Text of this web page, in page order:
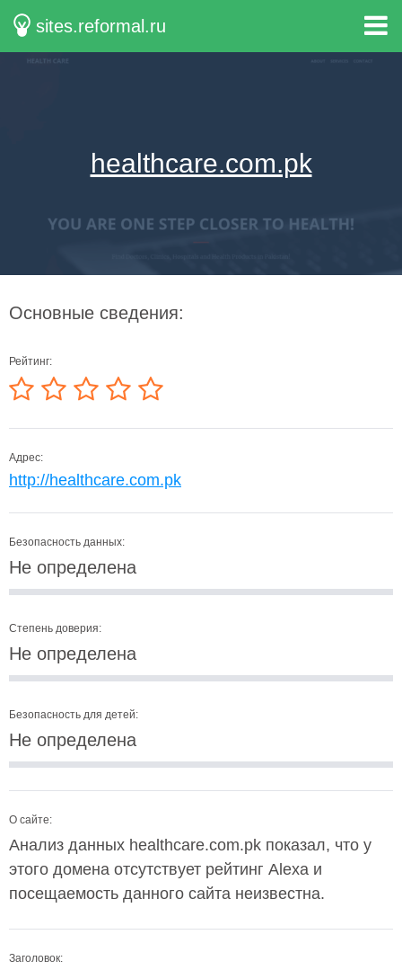
sites.reformal.ru
healthcare.com.pk
Основные сведения:
Рейтинг:
Адрес:
http://healthcare.com.pk
Безопасность данных:
Не определена
Степень доверия:
Не определена
Безопасность для детей:
Не определена
О сайте:
Анализ данных healthcare.com.pk показал, что у
этого домена отсутствует рейтинг Alexa и
посещаемость данного сайта неизвестна.
Заголовок: